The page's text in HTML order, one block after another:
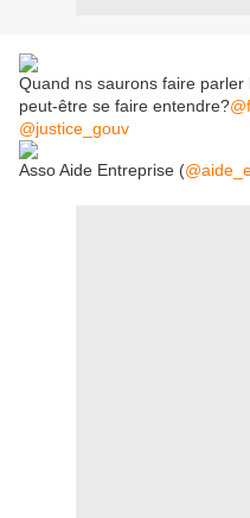
Quand ns saurons faire
peut-être se faire entendre?
@justice_gouv
Asso Aide Entreprise (